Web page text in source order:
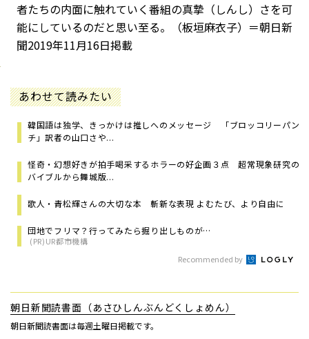
者たちの内面に触れていく番組の真摯（しんし）さを可
能にしているのだと思い至る。（板垣麻衣子）＝朝日新
聞2019年11月16日掲載
あわせて読みたい
韓国語は独学、きっかけは推しへのメッセージ 「ブロッコリーパン
チ」訳者の山口さや...
怪奇・幻想好きが拍手喝采するホラーの好企画３点 超常現象研究の
バイブルから舞城版...
歌人・青松輝さんの大切な本 斬新な表現 よむたび、より自由に
団地でフリマ？行ってみたら掘り出しものが…
(PR)UR都市機構
Recommended by
朝日新聞読書面（あさひしんぶんどくしょめん）
朝日新聞読書面は毎週土曜日掲載です。